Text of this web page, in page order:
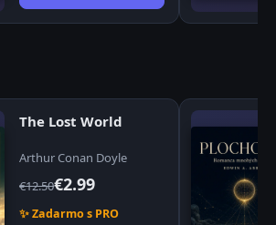
The Lost World
Arthur Conan Doyle
€12.50€2.99
✨ Zadarmo s PRO